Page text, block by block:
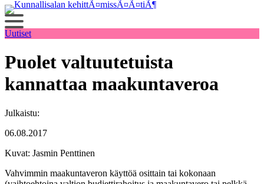
Siirry
sisältöön
Uutiset
Puolet valtuutetuista
kannattaa maakuntaveroa
Julkaistu:
06.08.2017
Kuvat: Jasmin Penttinen
Vahvimmin maakuntaveron käyttöä osittain tai kokonaan